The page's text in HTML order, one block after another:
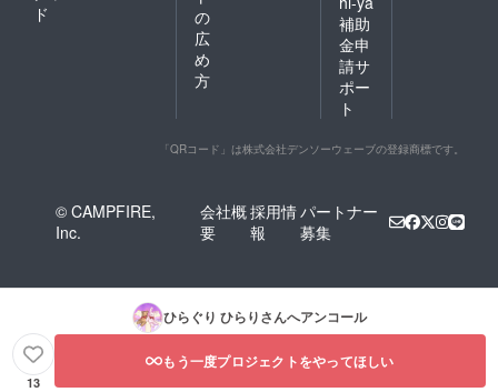
ド
の
広
め
方
補助
金申
請サ
ポー
ト
「QRコード」は株式会社デンソーウェーブの登録商標です。
© CAMPFIRE,
Inc.
会社概
要
採用情
報
パートナー
募集
ひらぐり ひらりさんへアンコール
13
もう一度プロジェクトをやってほしい